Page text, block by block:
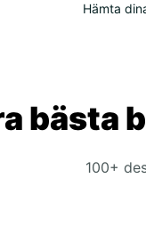
Hämta
bästa
100+